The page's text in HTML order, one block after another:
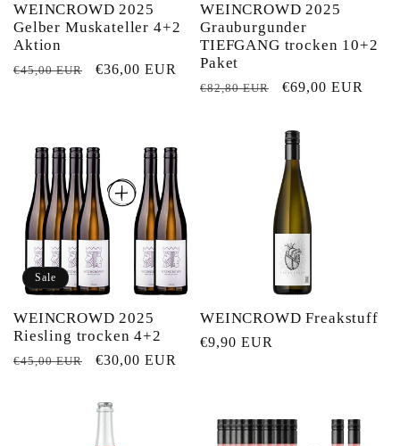
WEINCROWD 2025
Gelber Muskateller 4+2
Aktion
Normaler
€45,00 EUR Verkaufspreis
€36,00 EUR
WEINCROWD 2025
Grauburgunder
TIEFGANG trocken 10+2
Paket
Normaler
€82,80 EUR Verkaufspreis
€69,00 EUR
Sale
WEINCROWD 2025
Riesling trocken 4+2
Normaler
€45,00 EUR Verkaufspreis
€30,00 EUR
WEINCROWD Freakstuff
Normaler
€9,90 EUR